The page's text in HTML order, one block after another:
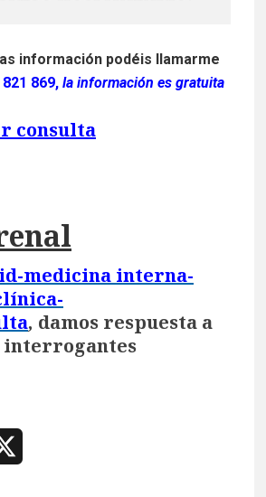
información podéis llamarme
821 869, la información es gratuita
consulta
medicina interna-
, damos respuesta a
interrogantes